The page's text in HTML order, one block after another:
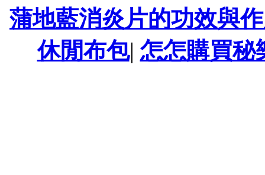
蒲地藍消炎片的功效與
休閒布包| 怎怎購買秘